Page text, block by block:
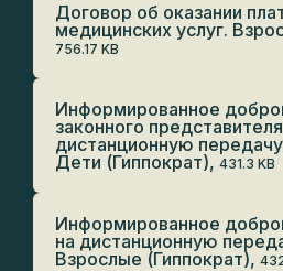
Договор об оказании
медицинских услуг.
756.17 KB
Информированное
законного
дистанционную
Дети (Гиппократ), 431.3 KB
Информированное
на дистанционную
Взрослые (Гиппократ),